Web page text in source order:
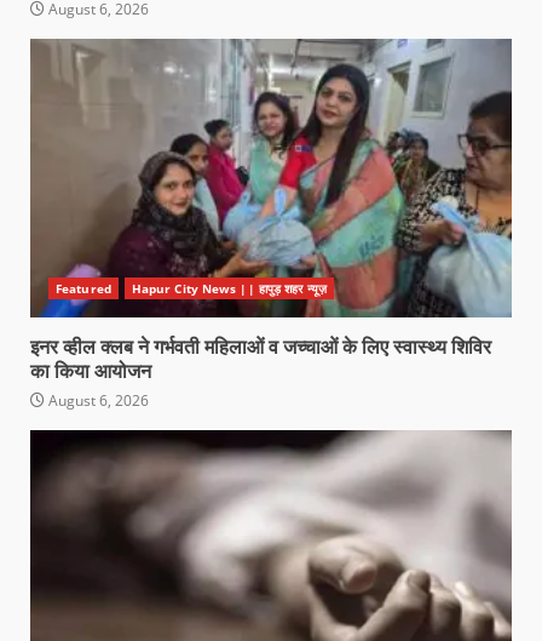
August 6, 2026
Featured Hapur City News || हापुड़ शहर न्यूज़
इनर व्हील क्लब ने गर्भवती महिलाओं व जच्चाओं के लिए स्वास्थ्य शिविर
का किया आयोजन
August 6, 2026